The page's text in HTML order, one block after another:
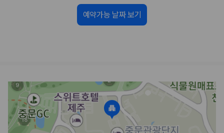
비교 후 원하는 차량을 바로 예약할 수 있습니다.
제주렌트카 실시간 가격비교 바로가기
제주렌트카 최저가는 차량 기본요금만으로 판단하기 어렵습니다. 보험 포
함 여부, 면책금, 보상 한도, 옵션 비용, 취소 수수료를 함께 확인해야 실제
로 저렴한 차량을 고를 수 있습니다.
2. 보험 조건은 가격만큼 중요합니다
예약가능 날짜 보기